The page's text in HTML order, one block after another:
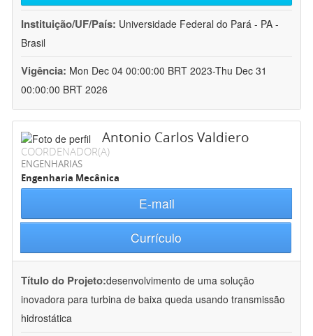
Instituição/UF/País: Universidade Federal do Pará - PA -
Brasil
Vigência: Mon Dec 04 00:00:00 BRT 2023-Thu Dec 31
00:00:00 BRT 2026
Antonio Carlos Valdiero
COORDENADOR(A)
ENGENHARIAS
Engenharia Mecânica
E-mail
Currículo
Título do Projeto:desenvolvimento de uma solução
inovadora para turbina de baixa queda usando transmissão
hidrostática